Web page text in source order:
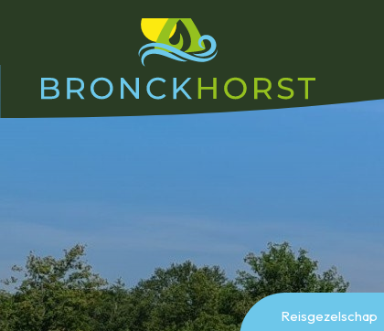
Reisgezelschap